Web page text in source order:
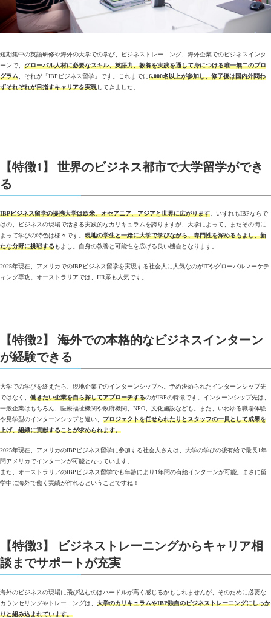
短期集中の英語研修や海外の大学での学び、ビジネストレーニング、海外企業でのビジネスインタ
ーンで、 グローバル人材に必要なスキル、英語力、教養を実践を通して身につける唯一無二のプロ
グラム 、それが「IBPビジネス留学」です。これまでに6,000名以上が参加し、修了後は国内外問わ
ずそれぞれが目指すキャリアを実現してきました。
【特徴1】 世界のビジネス都市で大学留学ができ
る
IBPビジネス留学の提携大学は欧米、オセアニア、アジアと世界に広がります 。いずれもIBPならで
はの、ビジネスの現場で活きる実践的なカリキュラムを誇りますが、大学によって、またその街に
よって学びの特色は様々です。 現地の学生と一緒に大学で学びながら、専門性を深めるもよし、新
たな分野に挑戦するもよし。自身の教養と可能性を広げる良い機会となります。
2025年現在、アメリカでのIBPビジネス留学を実現する社会人に人気なのがITやグローバルマーケテ
ィング専攻。オーストラリアでは、HR系も人気です。
【特徴2】 海外での本格的なビジネスインターン
が経験できる
大学での学びを終えたら、現地企業でのインターンシップへ。予め決められたインターンシップ先
ではなく、 働きたい企業を自ら探してアプローチするのがIBPの特徴です。インターンシップ先は、
一般企業はもちろん、医療福祉機関や政府機関、NPO、文化施設なども。また、いわゆる職場体験
や見学型のインターンシップと違い、 プロジェクトを任せられたりとスタッフの一員として成果を
上げ、組織に貢献することが求められます。
2025年現在、アメリカのIBPビジネス留学に参加する社会人さんは、大学の学びの後有給で最長1年
間アメリカでインターンが可能となっています。
また、オーストラリアのIBPビジネス留学でも年齢により1年間の有給インターンが可能。まさに留
学中に海外で働く実績が作れるということですね！
【特徴3】 ビジネストレーニングからキャリア相
談までサポートが充実
海外のビジネスの現場に飛び込むのはハードルが高く感じるかもしれませんが、そのために必要な
カウンセリングやトレーニングは、 大学のカリキュラムやIBP独自のビジネストレーニングにしっか
りと組み込まれています。